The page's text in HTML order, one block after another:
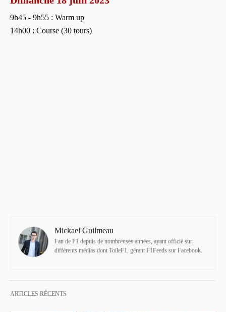
9h45 - 9h55 : Warm up
14h00 : Course (30 tours)
Mickael Guilmeau
Fan de F1 depuis de nombreuses années, ayant officié sur
différents médias dont ToileF1, gérant F1Feeds sur Facebook.
ARTICLES RÉCENTS